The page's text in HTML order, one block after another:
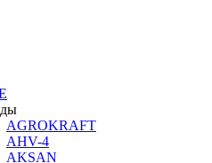
AGROKRAFT
AHV-4
AKSAN